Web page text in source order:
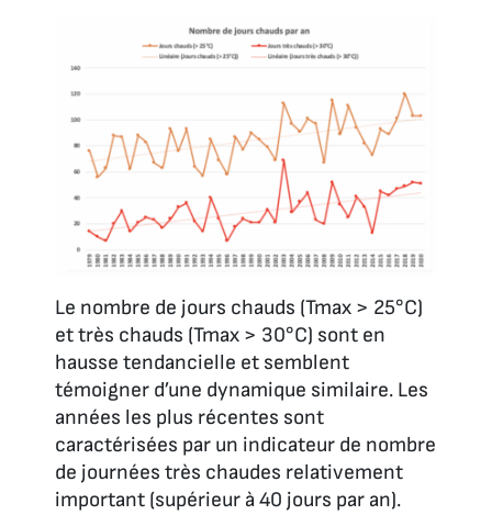
Le nombre de jours chauds (Tmax > 25°C)
et très chauds (Tmax > 30°C) sont en
hausse tendancielle et semblent
témoigner d’une dynamique similaire. Les
années les plus récentes sont
caractérisées par un indicateur de nombre
de journées très chaudes relativement
important (supérieur à 40 jours par an).